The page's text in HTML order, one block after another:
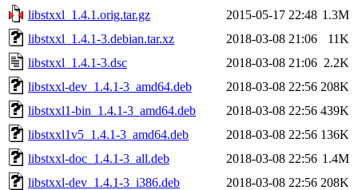
libstxxl_1.4.1.orig.tar.gz
2015-05-17 22:48 1.3M
libstxxl_1.4.1-3.debian.tar.xz
2018-03-08 21:06
11K
libstxxl_1.4.1-3.dsc
2018-03-08 21:06 2.2K
libstxxl-dev_1.4.1-3_amd64.deb
2018-03-08 22:56 208K
libstxxl1-bin_1.4.1-3_amd64.deb
2018-03-08 22:56 439K
libstxxl1v5_1.4.1-3_amd64.deb
2018-03-08 22:56 136K
libstxxl-doc_1.4.1-3_all.deb
2018-03-08 22:56 1.4M
libstxxl-dev_1.4.1-3_i386.deb
2018-03-08 22:56 208K